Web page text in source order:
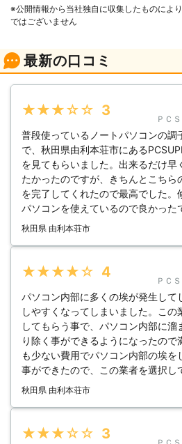
※公開情報から当社独自に収集したものによ
ではございません
最新の口コミ
★★★★★ 3
ＰＣ
普段使っているノートパソコンの調
で、秋田県由利本荘市にある
を見てもらいました。出来るだけ早
たかったのですが、きちんとこちら
を完了してくれたので最高でした。
パソコンを使えているので良かった
秋田県 由利本荘市
★★★★★ 4
ＰＣ
パソコン内部に多くの埃が発生して
しやすくなってしまいました。こ
してもらう事で、パソコン内部に溜
り除く事ができるようになったので
も少ない費用でパソコン内部の埃を
事ができたので、この業者を選択し
秋田県 由利本荘市
★★★★★ 3